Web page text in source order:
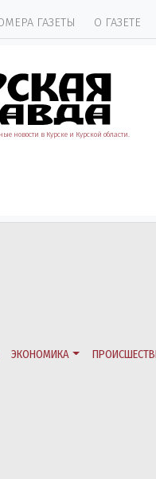
ГАЗЕТЫ О ГАЗЕТЕ
новости в Курске и Курской области.
ЭКОНОМИКА